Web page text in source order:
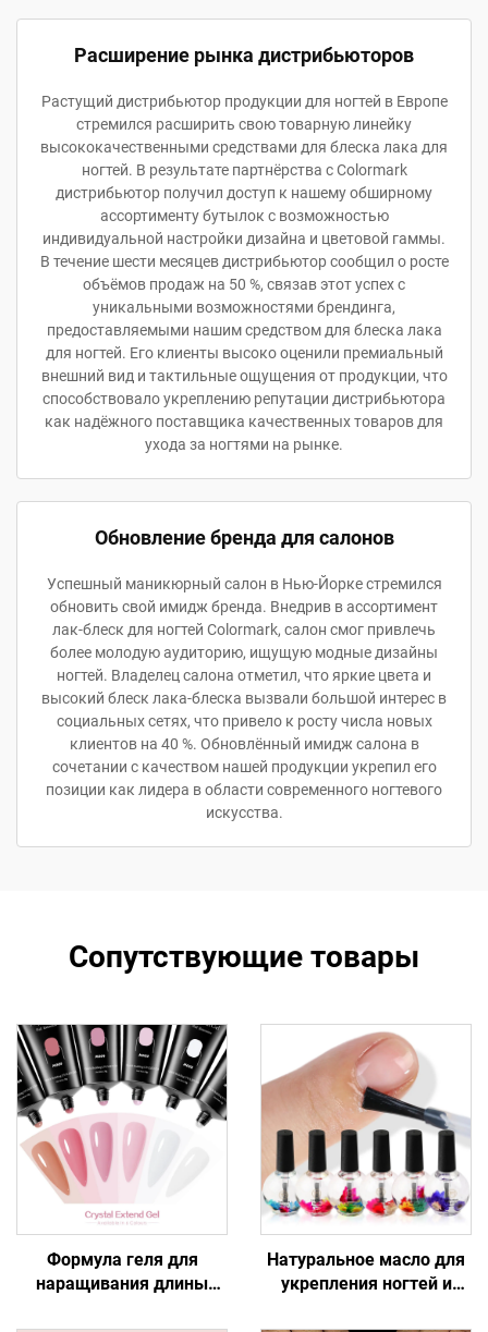
Расширение рынка дистрибьюторов
Растущий дистрибьютор продукции для ногтей в Европе
стремился расширить свою товарную линейку
высококачественными средствами для блеска лака для
ногтей. В результате партнёрства с Colormark
дистрибьютор получил доступ к нашему обширному
ассортименту бутылок с возможностью
индивидуальной настройки дизайна и цветовой гаммы.
В течение шести месяцев дистрибьютор сообщил о росте
объёмов продаж на 50 %, связав этот успех с
уникальными возможностями брендинга,
предоставляемыми нашим средством для блеска лака
для ногтей. Его клиенты высоко оценили премиальный
внешний вид и тактильные ощущения от продукции, что
способствовало укреплению репутации дистрибьютора
как надёжного поставщика качественных товаров для
ухода за ногтями на рынке.
Обновление бренда для салонов
Успешный маникюрный салон в Нью-Йорке стремился
обновить свой имидж бренда. Внедрив в ассортимент
лак-блеск для ногтей Colormark, салон смог привлечь
более молодую аудиторию, ищущую модные дизайны
ногтей. Владелец салона отметил, что яркие цвета и
высокий блеск лака-блеска вызвали большой интерес в
социальных сетях, что привело к росту числа новых
клиентов на 40 %. Обновлённый имидж салона в
сочетании с качеством нашей продукции укрепил его
позиции как лидера в области современного ногтевого
искусства.
Сопутствующие товары
Формула геля для
наращивания длины
Натуральное масло для
укрепления ногтей и